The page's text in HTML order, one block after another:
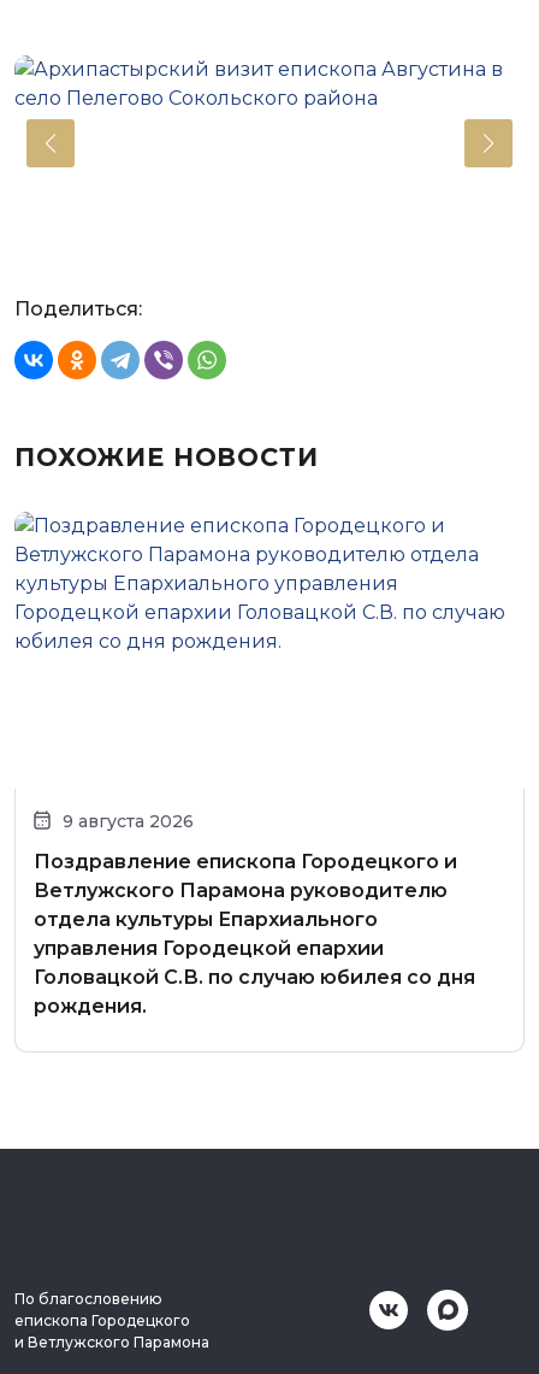
Поделиться:
ПОХОЖИЕ НОВОСТИ
9 августа 2026
Поздравление епископа Городецкого и
Ветлужского Парамона руководителю
отдела культуры Епархиального
управления Городецкой епархии
Головацкой С.В. по случаю юбилея со дня
рождения.
По благословению
епископа Городецкого
и Ветлужского Парамона